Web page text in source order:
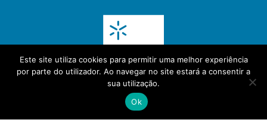
Este site utiliza cookies para permitir uma melhor experiência
por parte do utilizador. Ao navegar no site estará a consentir a
sua utilização.
Ok